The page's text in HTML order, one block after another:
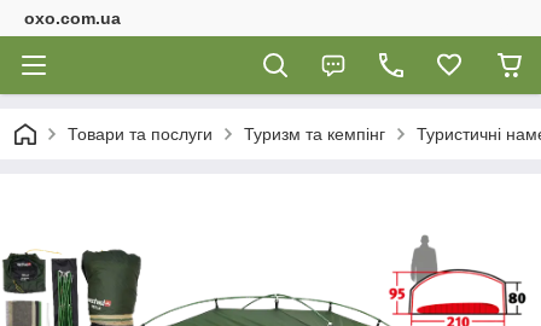
oxo.com.ua
Товари та послуги Туризм та кемпінг Туристичні